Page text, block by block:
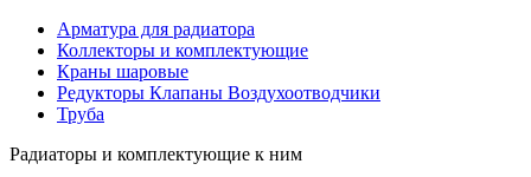
Арматура для радиатора
Коллекторы и комплектующие
Краны шаровые
Редукторы Клапаны Воздухоотводчики
Труба
Радиаторы и комплектующие к ним